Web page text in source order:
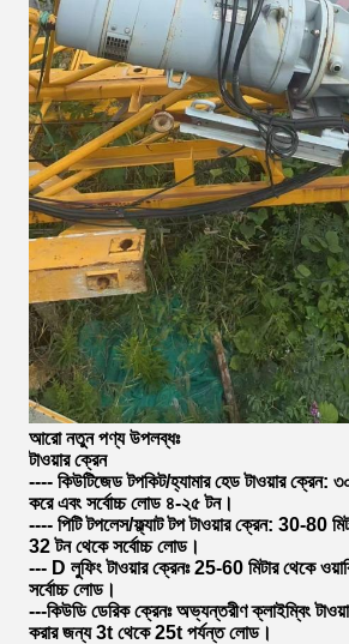
আরো নতুন পণ্য উপলব্ধঃ
টাওয়ার ক্রেন
---- কিউটিজেড টপকিট/হ্যামার হেড টাওয়ার ক্রেন:
করে এবং সর্বোচ্চ লোড ৪-২৫ টন।
---- পিটি টপলেস/ফ্ল্যাট টপ টাওয়ার ক্রেন: 30-80
32 টন থেকে সর্বোচ্চ লোড।
--- D লুফিং টাওয়ার ক্রেনঃ 25-60 মিটার থেকে
সর্বোচ্চ লোড।
---কিউডি ডেরিক ক্রেনঃ অভ্যন্তরীণ ক্লাইম্বিং
করার জন্য 3t থেকে 25t পর্যন্ত লোড।